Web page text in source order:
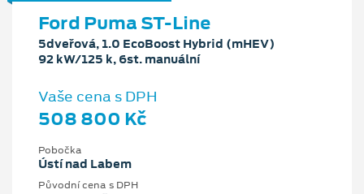
Ford Puma ST-Line
5dveřová, 1.0 EcoBoost Hybrid (mHEV)
92 kW/125 k, 6st. manuální
Vaše cena s DPH
508 800 Kč
Pobočka
Ústí nad Labem
Původní cena s DPH